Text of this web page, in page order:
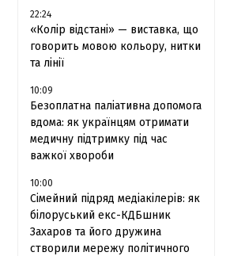
22:24
«Колір відстані» — виставка, що
говорить мовою кольору, нитки
та лінії
10:09
Безоплатна паліативна допомога
вдома: як українцям отримати
медичну підтримку під час
важкої хвороби
10:00
Сімейний підряд медіакілерів: як
білоруський екс-КДБшник
Захаров та його дружина
створили мережу політичного